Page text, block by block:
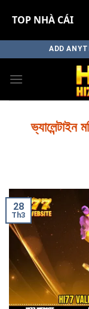
TOP NHÀ CÁI
to
content
ADD
28
Th3